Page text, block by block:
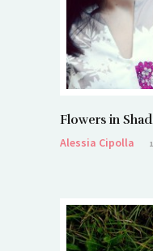
Flowers in
Alessia Cipolla